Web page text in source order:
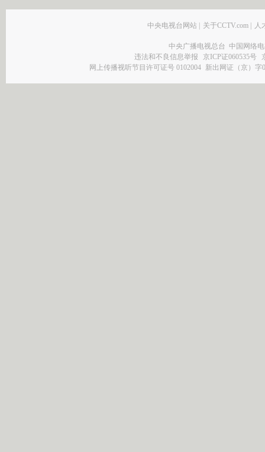
中央电视台网站 关于CCTV.com 人
中央广播电视总台 中国网络
违法和不良信息举报
京ICP证060535号
网上传播视听节目许可证号 0102004 新出网证（京）